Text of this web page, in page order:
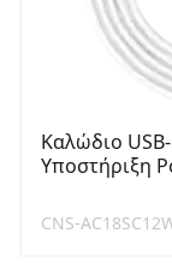
Καλώδιο USB-
Υποστήριξη
CNS-